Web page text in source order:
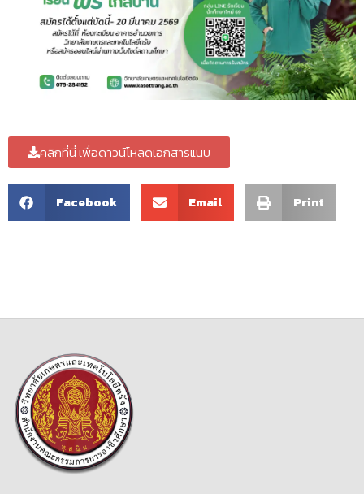
คลิกที่นี่ เพื่อดาวน์โหลดเอกสารแนบ
Facebook Email Print